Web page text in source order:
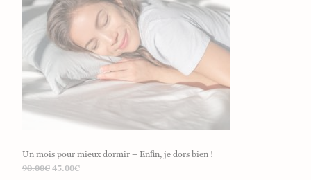
Un mois pour mieux dormir – Enfin, je dors bien !
90.00€ Le
45.00€Le